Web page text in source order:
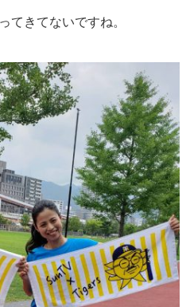
てきてないですね。